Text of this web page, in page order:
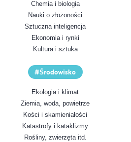
Chemia i biologia
Nauki o złożoności
Sztuczna inteligencja
Ekonomia i rynki
Kultura i sztuka
Środowisko
Ekologia i klimat
Ziemia, woda, powietrze
Kości i skamieniałości
Katastrofy i kataklizmy
Rośliny, zwierzęta itd.